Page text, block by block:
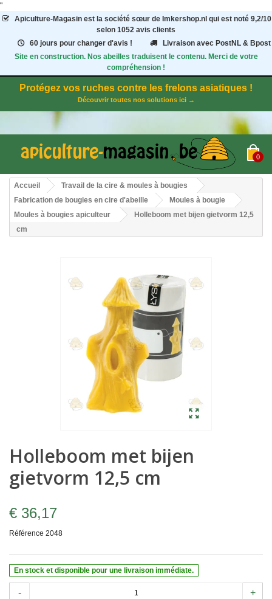
"
Apiculture-Magasinest la société sœur de Imkershop.nl qui est noté 9,2/10
selon 1052 avis clients
60 jours pour changer d'avis !
Livraison avec PostNL & Bpost
Site en construction. Nos abeilles traduisent le contenu. Merci de votre
compréhension !
Protégez vos ruches contre les frelons asiatiques !
Découvrir toutes nos solutions ici →
0
Accueil
Travail de la cire & moules à bougies
Fabrication de bougies en cire d'abeille
Moules à bougie
Moules à bougies apiculteur
Holleboom met bijen gietvorm 12,5
cm
Holleboom met bijen
gietvorm 12,5 cm
€ 36,17
Référence 2048
En stock et disponible pour une livraison immédiate.
- +